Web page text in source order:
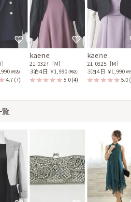
(税込)
4.7(7)
kaene
21-0327［M］
３泊４日 ￥1,990 (税込)
5.0(4)
kaene
21-0325［M］
３泊４日 ￥1,990 (
5.0
覧